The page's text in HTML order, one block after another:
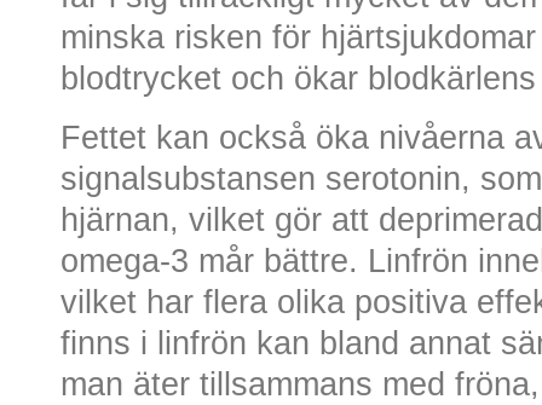
minska risken för
blodtrycket och ökar
Fettet kan också öka nivåerna
signalsubstansen serotonin,
hjärnan, vilket gör att
omega-3 mår bättre. Linfrön
vilket har flera olika positiva
finns i linfrön kan bland annat
man äter tillsammans med